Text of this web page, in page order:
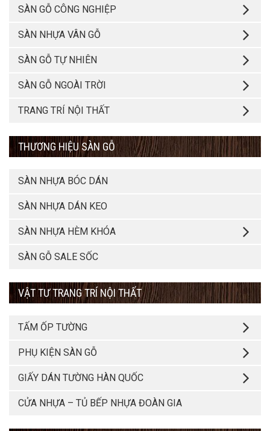
SÀN GỖ CÔNG NGHIỆP
SÀN NHỰA VÂN GỖ
SÀN GỖ TỰ NHIÊN
SÀN GỖ NGOÀI TRỜI
TRANG TRÍ NỘI THẤT
THƯƠNG HIỆU SÀN GỖ
SÀN NHỰA BÓC DÁN
SÀN NHỰA DÁN KEO
SÀN NHỰA HÈM KHÓA
SÀN GỖ SALE SỐC
VẬT TƯ TRANG TRÍ NỘI THẤT
TẤM ỐP TƯỜNG
PHỤ KIỆN SÀN GỖ
GIẤY DÁN TƯỜNG HÀN QUỐC
CỬA NHỰA – TỦ BẾP NHỰA ĐOÀN GIA